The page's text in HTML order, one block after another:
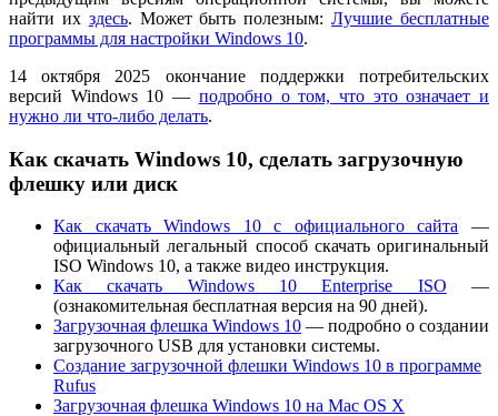
найти их здесь. Может быть полезным:Лучшие бесплатные
программы для настройки Windows 10.
14 октября 2025 окончание поддержки потребительских
версий Windows 10 — подробно о том, что это означает и
нужно ли что-либо делать.
Как скачать Windows 10, сделать загрузочную
флешку или диск
Как скачать Windows 10 с официального сайта —
официальный легальный способ скачать оригинальный
ISO Windows 10, а также видео инструкция.
Как скачать Windows 10 Enterprise ISO —
(ознакомительная бесплатная версия на 90 дней).
Загрузочная флешка Windows 10 — подробно о создании
загрузочного USB для установки системы.
Создание загрузочной флешки Windows 10 в программе
Rufus
Загрузочная флешка Windows 10 на Mac OS X